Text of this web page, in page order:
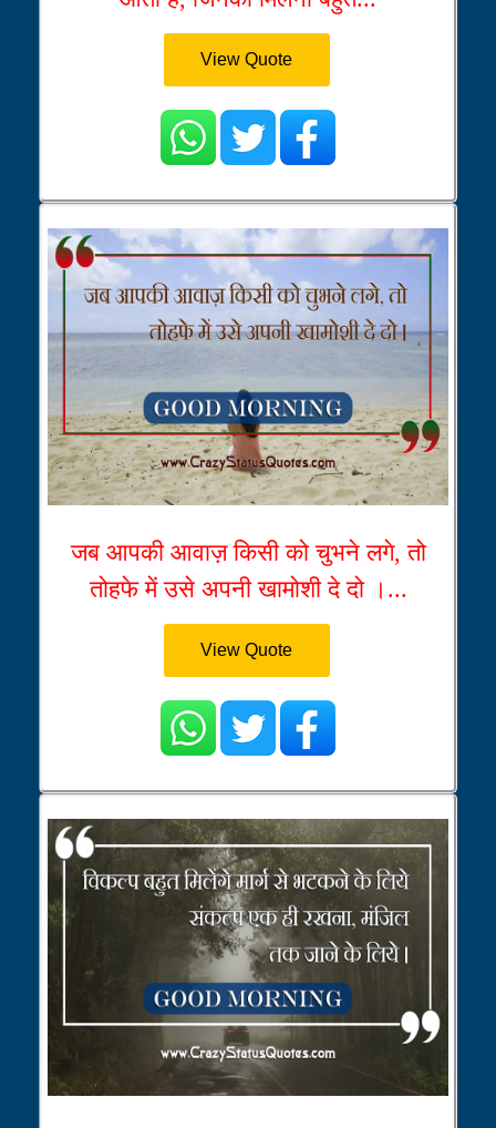
View Quote
जब आपकी आवाज़ किसी को चुभने लगे, तो
तोहफे में उसे अपनी खामोशी दे दो ।...
View Quote